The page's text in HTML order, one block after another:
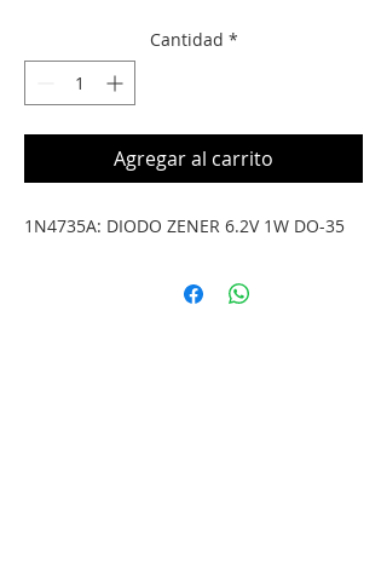
Cantidad *
Agregar al carrito
1N4735A: DIODO ZENER 6.2V 1W DO-35